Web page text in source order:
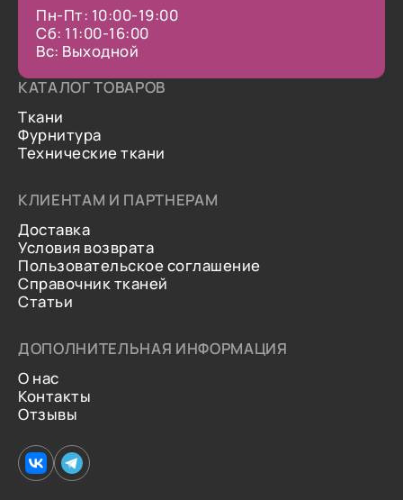
Пн-Пт: 10:00-19:00
Сб: 11:00-16:00
Вс: Выходной
КАТАЛОГ ТОВАРОВ
Ткани
Фурнитура
Технические ткани
КЛИЕНТАМ И ПАРТНЕРАМ
Доставка
Условия возврата
Пользовательское соглашение
Справочник тканей
Статьи
ДОПОЛНИТЕЛЬНАЯ ИНФОРМАЦИЯ
О нас
Контакты
Отзывы